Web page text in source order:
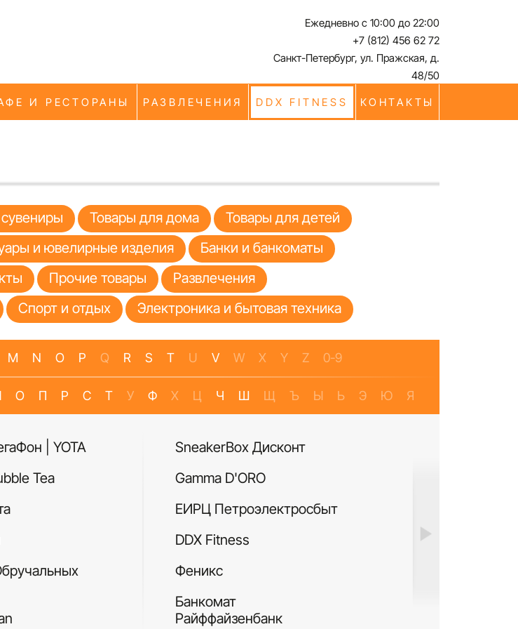
Ежедневно с 10:00 до 22:00
+7 (812) 456 62 72
Санкт-Петербург, ул. Пражская, д.
48/50
И РЕСТОРАНЫ РАЗВЛЕЧЕНИЯ DDX FITNESS КОНТАКТЫ
Товары для дома
Товары для детей
и ювелирные изделия
Банки и банкоматы
Прочие товары
Развлечения
Спорт и отдых Электроника и бытовая техника
M N O P Q R S T U V W X Y Z 0-9
О П Р С Т У Ф Х Ц Ч Ш Щ Ъ Ы Ь Э Ю Я
| YOTA
Tea
SneakerBox Дисконт
Gamma D'ORO
ЕИРЦ Петроэлектросбыт
DDX Fitness
Феникс
Банкомат
Райффайзенбанк
Си Виф